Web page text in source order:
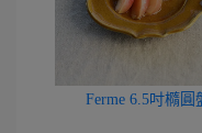
Ferme 6.5吋橢圓